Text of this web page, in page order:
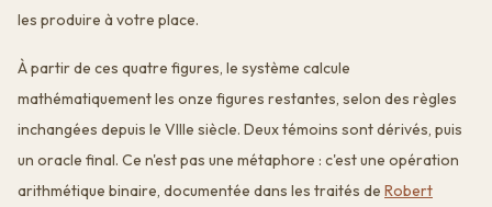
les produire à votre place.
À partir de ces quatre figures, le système calcule
mathématiquement les onze figures restantes, selon des règles
inchangées depuis le VIIIe siècle. Deux témoins sont dérivés, puis
un oracle final. Ce n'est pas une métaphore : c'est une opération
arithmétique binaire, documentée dans les traités de Robert